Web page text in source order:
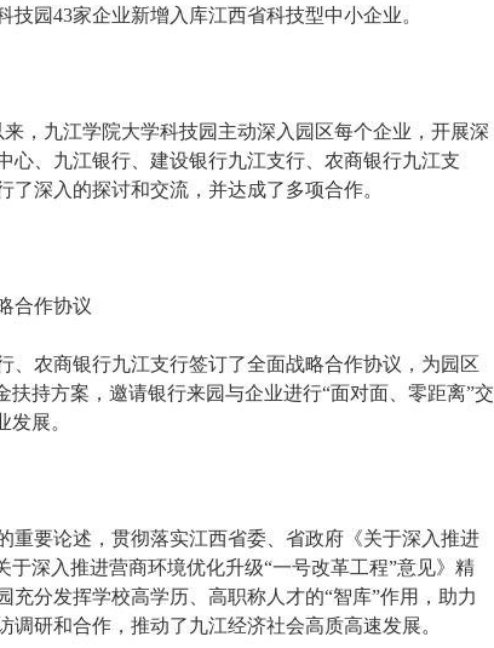
园43家企业新增入库江西省科技型中小企业。
，九江学院大学科技园主动深入园区每个企业，开展深
心、九江银行、建设银行九江支行、农商银行九江支
深入的探讨和交流，并达成了多项合作。
合作协议
、农商银行九江支行签订了全面战略合作协议，为园区
持方案，邀请银行来园与企业进行“面对面、零距离”交
展。
重要论述，贯彻落实江西省委、省政府《关于深入推进
深入推进营商环境优化升级“一号改革工程”意见》精
分发挥学校高学历、高职称人才的“智库”作用，助力
研和合作，推动了九江经济社会高质高速发展。